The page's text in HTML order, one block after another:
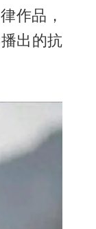
作品，
出的抗